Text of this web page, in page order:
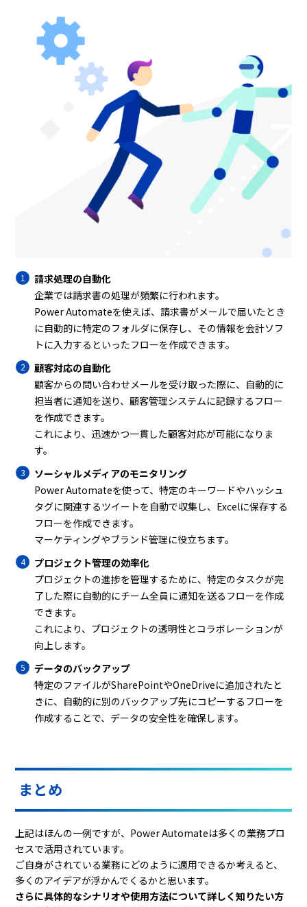
請求処理の自動化
企業では請求書の処理が頻繁に行われます。
Power Automateを使えば、請求書がメールで届いたとき
に自動的に特定のフォルダに保存し、その情報を会計ソフ
トに入力するといったフローを作成できます。
顧客対応の自動化
顧客からの問い合わせメールを受け取った際に、自動的に
担当者に通知を送り、顧客管理システムに記録するフロー
を作成できます。
これにより、迅速かつ一貫した顧客対応が可能になりま
す。
ソーシャルメディアのモニタリング
Power Automateを使って、特定のキーワードやハッシュ
タグに関連するツイートを自動で収集し、Excelに保存する
フローを作成できます。
マーケティングやブランド管理に役立ちます。
プロジェクト管理の効率化
プロジェクトの進捗を管理するために、特定のタスクが完
了した際に自動的にチーム全員に通知を送るフローを作成
できます。
これにより、プロジェクトの透明性とコラボレーションが
向上します。
データのバックアップ
特定のファイルがSharePointやOneDriveに追加されたと
きに、自動的に別のバックアップ先にコピーするフローを
作成することで、データの安全性を確保します。
まとめ
上記はほんの一例ですが、Power Automateは多くの業務プロ
セスで活用されています。
ご自身がされている業務にどのように適用できるか考えると、
多くのアイデアが浮かんでくるかと思います。
さらに具体的なシナリオや使用方法について詳しく知りたい方